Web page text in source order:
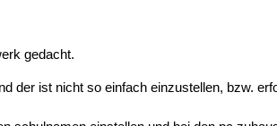
gedacht.
der ist nicht so einfach einzustellen, bzw.